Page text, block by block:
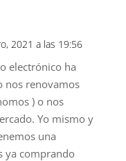
2021 a las 19:56
electrónico ha
nos renovamos
) o nos
Yo mismo y
una
ya comprando